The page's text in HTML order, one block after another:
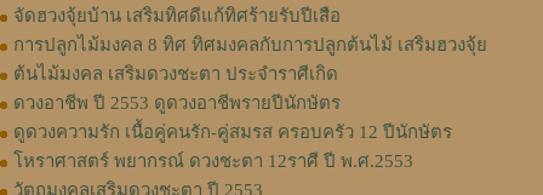
จัดฮวงจุ้ยบ้าน เสริมทิศดีแก้ทิศร้ายรับปีเสือ
การปลูกไม้มงคล 8 ทิศ ทิศมงคลกับการปลูกต้นไม้ เสริมฮวงจุ้ย
ต้นไม้มงคล เสริมดวงชะตา ประจำราศีเกิด
ดวงอาชีพ ปี 2553 ดูดวงอาชีพรายปีนักษัตร
ดูดวงความรัก เนื้อคู่คนรัก-คู่สมรส ครอบครัว 12 ปีนักษัตร
โหราศาสตร์ พยากรณ์ ดวงชะตา 12ราศี ปี พ.ศ.2553
วัตถุมงคลเสริมดวงชะตา ปี 2553